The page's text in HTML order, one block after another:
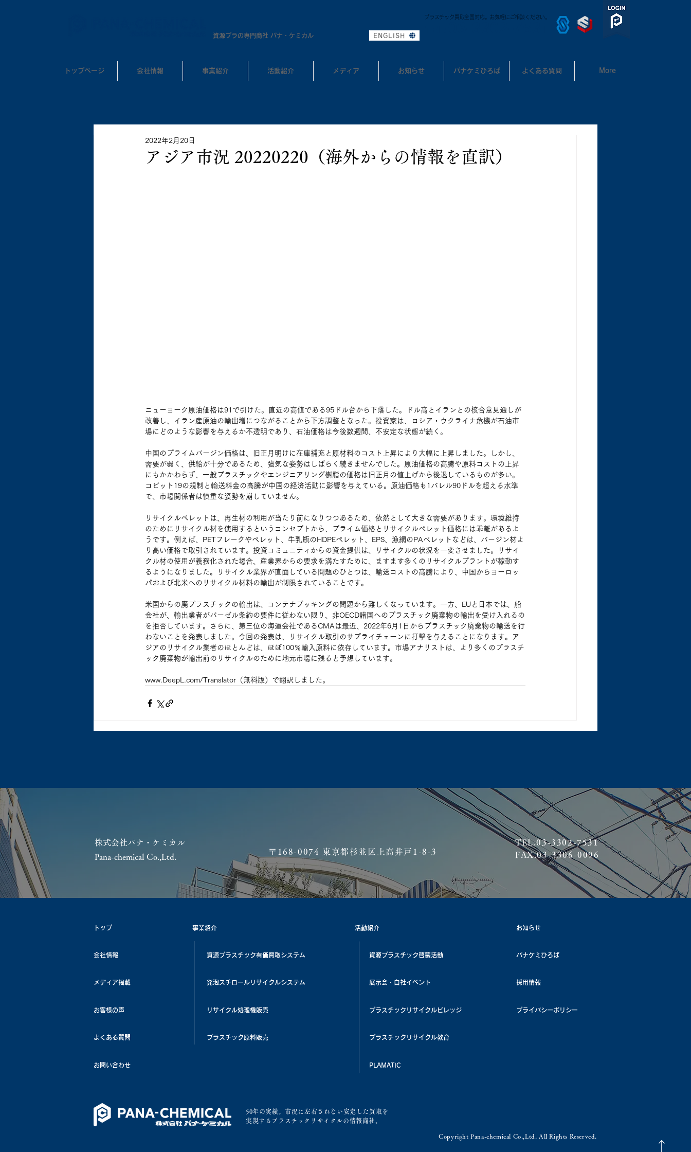
​資源プラの専門商社 パナ・ケミカル ENGLISH
プラスチック買取全国対応。お気軽にご相談ください。
トップページ 会社情報 事業紹介 活動紹介 メディア お知らせ パナケミひろば よくある質問 More
アジア市況 20220220（海外からの情報を直訳）
2022年2月20日
ニューヨーク原油価格は91で引けた。直近の高値である95ドル台から下落した。ドル高とイランとの核合意見通しが
改善し、イラン産原油の輸出増につながることから下方調整となった。投資家は、ロシア・ウクライナ危機が石油市
場にどのような影響を与えるか不透明であり、石油価格は今後数週間、不安定な状態が続く。
中国のプライムバージン価格は、旧正月明けに在庫補充と原材料のコスト上昇により大幅に上昇しました。しかし、
需要が弱く、供給が十分であるため、強気な姿勢はしばらく続きませんでした。原油価格の高騰や原料コストの上昇
にもかかわらず、一般プラスチックやエンジニアリング樹脂の価格は旧正月の値上げから後退しているものが多い。
コビット19の規制と輸送料金の高騰が中国の経済活動に影響を与えている。原油価格も1バレル90ドルを超える水準
で、市場関係者は慎重な姿勢を崩していません。
リサイクルペレットは、再生材の利用が当たり前になりつつあるため、依然として大きな需要があります。環境維持
のためにリサイクル材を使用するというコンセプトから、プライム価格とリサイクルペレット価格には乖離があるよ
うです。例えば、PETフレークやペレット、牛乳瓶のHDPEペレット、EPS、漁網のPAペレットなどは、バージン材よ
り高い価格で取引されています。投資コミュニティからの資金提供は、リサイクルの状況を一変させました。リサイ
クル材の使用が義務化された場合、産業界からの要求を満たすために、ますます多くのリサイクルプラントが稼動す
るようになりました。リサイクル業界が直面している問題のひとつは、輸送コストの高騰により、中国からヨーロッ
パおよび北米へのリサイクル材料の輸出が制限されていることです。
米国からの廃プラスチックの輸出は、コンテナブッキングの問題から難しくなっています。一方、EUと日本では、船
会社が、輸出業者がバーゼル条約の要件に従わない限り、非OECD諸国へのプラスチック廃棄物の輸出を受け入れるの
を拒否しています。さらに、第三位の海運会社であるCMAは最近、2022年6月1日からプラスチック廃棄物の輸送を行
わないことを発表しました。今回の発表は、リサイクル取引のサプライチェーンに打撃を与えることになります。ア
ジアのリサイクル業者のほとんどは、ほぼ100％輸入原料に依存しています。市場アナリストは、より多くのプラスチ
ック廃棄物が輸出前のリサイクルのために地元市場に残ると予想しています。
www.DeepL.com/Translator（無料版）で翻訳しました。
株式会社パナ・ケミカル
Pana-chemical Co.,Ltd.
​〒168-0074 東京都杉並区上高井戸1-8-3
TEL.03-3302-7531
FAX.03-3306-0096
トップ
会社情報
メディア掲載
事業紹介
資源プラスチック有価買取システム
発泡スチロールリサイクルシステム
活動紹介
資源プラスチック啓蒙活動
展示会・自社イベント
お知らせ
パナケミひろば
採用情報
お客様の声
よくある質問
お問い合わせ
リサイクル処理機販売
プラスチック原料販売
プラスチックリサイクルビレッジ
プラスチックリサイクル教育
PLAMATIC
50年の実績。市況に左右されない安定した買取を
実現するプラスチックリサイクルの情報商社。
プライバシーポリシー
Copyright Pana-chemical Co.,Ltd. All Rights Reserved.